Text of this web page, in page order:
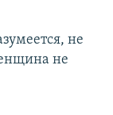
не
не